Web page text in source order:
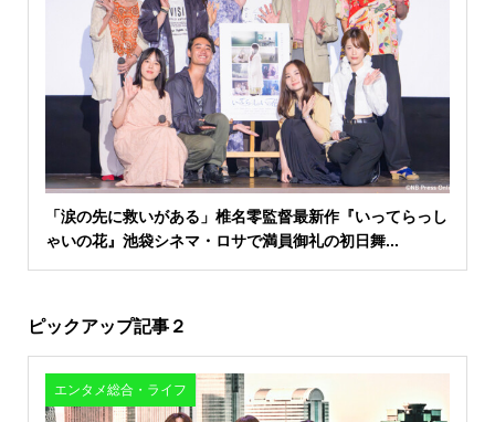
「涙の先に救いがある」椎名零監督最新作『いってらっし
ゃいの花』池袋シネマ・ロサで満員御礼の初日舞...
ピックアップ記事２
エンタメ総合・ライフ